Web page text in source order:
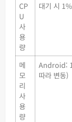
CP
U
사
용
량
대기 시
메
모
리
사
용
량
Android:
따라 변동)